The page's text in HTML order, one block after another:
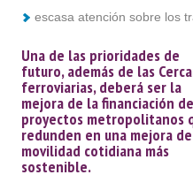
escasa atención sobre los
Una de las prioridades de
futuro, además de las
ferroviarias, deberá ser la
mejora de la financiación de
proyectos metropolitanos
redunden en una mejora
movilidad cotidiana más
sostenible.